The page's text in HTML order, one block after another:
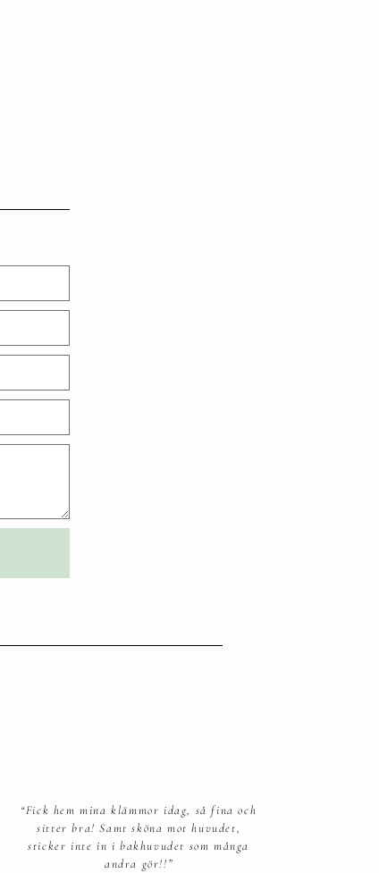
“Fick hem mina klämmor idag, så fina och
sitter bra! Samt sköna mot huvudet,
sticker inte in i bakhuvudet som många
andra gör!!”